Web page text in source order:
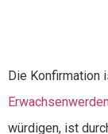
Die Konfirmation
würdigen, ist